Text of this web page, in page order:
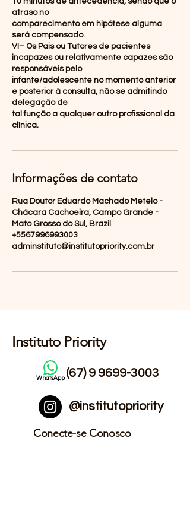
atraso no
comparecimento em hipótese alguma
será compensado.
VI– Os Pais ou Tutores de pacientes
incapazes ou relativamente capazes são
responsáveis pelo
infante/adolescente no momento anterior
e posterior à consulta, não se admitindo
delegação de
tal função a qualquer outro profissional da
clínica.
Informações de contato
Rua Doutor Eduardo Machado Metelo -
Chácara Cachoeira, Campo Grande -
Mato Grosso do Sul, Brazil
+5567996993003
adminstituto@institutopriority.com.br
Instituto Priority
WhatsApp (67) 9 9699-3003
@institutopriority
Conecte-se Conosco